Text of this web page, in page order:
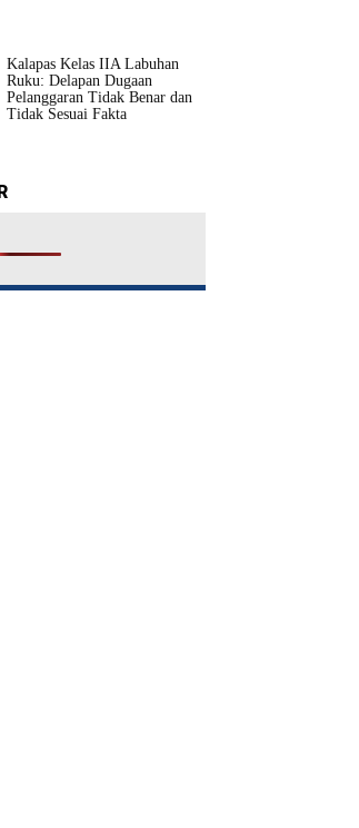
Kalapas Kelas IIA Labuhan
Ruku: Delapan Dugaan
Pelanggaran Tidak Benar dan
Tidak Sesuai Fakta